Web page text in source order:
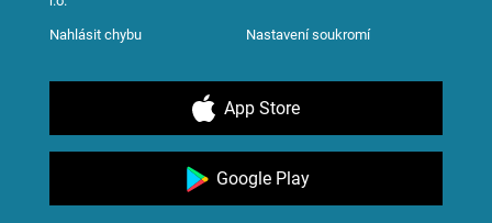
Nahlásit chybu Nastavení soukromí
App Store
Google Play